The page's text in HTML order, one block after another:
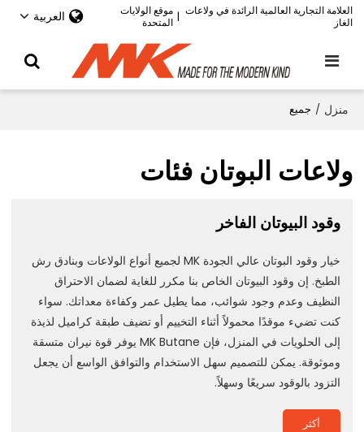
العلامة التجارية العالمية الرائدة في ولاعات
الغاز
| موقع الولايات
المتحدة
العربية
منزل / جميع
ولاعات البوتان فئات
وقود البيوتان الفاخر
خيار وقود البوتان عالي الجودة MK لجميع أنواع الولاعات وبنادق رش
الطبخ. إن وقود البيوتان الخاص بنا مكرر للغاية لضمان الاحتراق
النظيف وعدم وجود شوائب، مما يطيل عمر وكفاءة معداتك. سواء
كنت تضيء موقدًا محمولاً أثناء التخييم أو تضيف طبقة كراميل لذيذة
إلى الحلويات في المنزل، فإن MK Butane يوفر قوة نيران متسقة
وموثوقة. يمكن للتصميم سهل الاستخدام والتوافق الواسع أن يجعل
التزود بالوقود سريعًا وسهلاً.
أكثر